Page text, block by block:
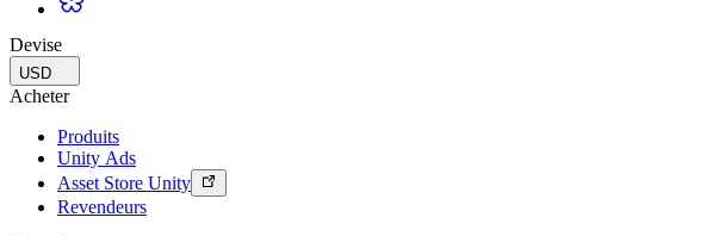
Devise
USD
Acheter
Produits
Unity Ads
Asset Store Unity
Revendeurs